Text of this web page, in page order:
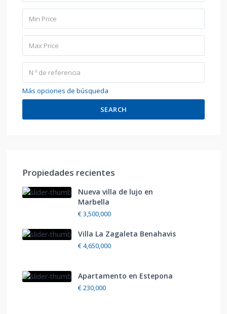
Más opciones de búsqueda
SEARCH
Propiedades recientes
Nueva villa de lujo en
Marbella
€ 3,500,000
Villa La Zagaleta Benahavis
€ 4,650,000
Apartamento en Estepona
€ 230,000